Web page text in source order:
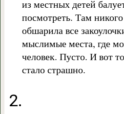
из местных детей
посмотреть. Там
обшарила все
мыслимые места, где
человек. Пусто. И вот
стало страшно.
2.